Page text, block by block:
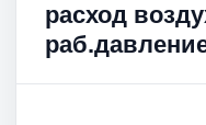
расход